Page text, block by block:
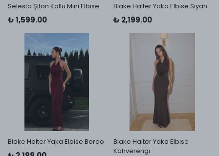
Selesta Şifon Kollu Mini Elbise
₺ 1,599.00
Blake Halter Yaka Elbise Siyah
₺ 2,199.00
Blake Halter Yaka Elbise Bordo
Blake Halter Yaka Elbise
Kahverengi